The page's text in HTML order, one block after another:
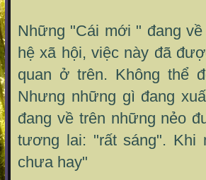
Những "Cái mới " đang
hệ xã hội, việc này đã
quan ở trên. Không thể
Nhưng những gì đang
đang về trên những nẻo
tương lai: "rất sáng". Khi
chưa hay"